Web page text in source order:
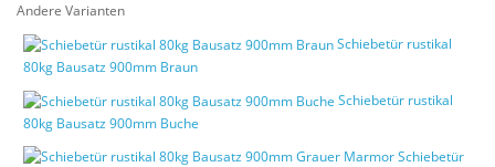
Andere Varianten
Schiebetür rustikal
80kg Bausatz 900mm Braun
Schiebetür rustikal
80kg Bausatz 900mm Buche
Schiebetür